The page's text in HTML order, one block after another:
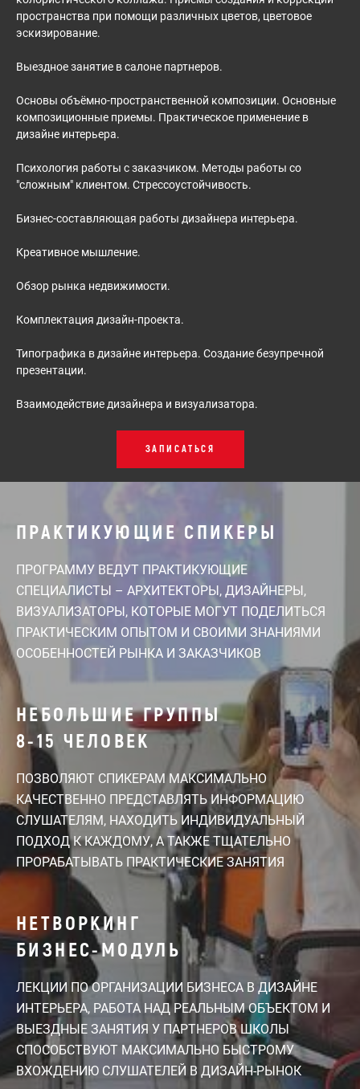
пространства при помощи различных цветов, цветовое
эскизирование.
Выездное занятие в салоне партнеров.
Основы объёмно-пространственной композиции. Основные
композиционные приемы. Практическое применение в
дизайне интерьера.
Психология работы с заказчиком. Методы работы со
"сложным" клиентом. Стрессоустойчивость.
Бизнес-составляющая работы дизайнера интерьера.
Креативное мышление.
Обзор рынка недвижимости.
Комплектация дизайн-проекта.
Типографика в дизайне интерьера. Создание безупречной
презентации.
Взаимодействие дизайнера и визуализатора.
ЗАПИСАТЬСЯ
ПРАКТИКУЮЩИЕ СПИКЕРЫ
ПРОГРАММУ ВЕДУТ ПРАКТИКУЮЩИЕ
СПЕЦИАЛИСТЫ – АРХИТЕКТОРЫ, ДИЗАЙНЕРЫ,
ВИЗУАЛИЗАТОРЫ, КОТОРЫЕ МОГУТ ПОДЕЛИТЬСЯ
ПРАКТИЧЕСКИМ ОПЫТОМ И СВОИМИ ЗНАНИЯМИ
ОСОБЕННОСТЕЙ РЫНКА И ЗАКАЗЧИКОВ
НЕБОЛЬШИЕ ГРУППЫ
8-15 ЧЕЛОВЕК
ПОЗВОЛЯЮТ СПИКЕРАМ МАКСИМАЛЬНО
КАЧЕСТВЕННО ПРЕДСТАВЛЯТЬ ИНФОРМАЦИЮ
СЛУШАТЕЛЯМ, НАХОДИТЬ ИНДИВИДУАЛЬНЫЙ
ПОДХОД К КАЖДОМУ, А ТАКЖЕ ТЩАТЕЛЬНО
ПРОРАБАТЫВАТЬ ПРАКТИЧЕСКИЕ ЗАНЯТИЯ
НЕТВОРКИНГ
БИЗНЕС-МОДУЛЬ
ЛЕКЦИИ ПО ОРГАНИЗАЦИИ БИЗНЕСА В ДИЗАЙНЕ
ИНТЕРЬЕРА, РАБОТА НАД РЕАЛЬНЫМ ОБЪЕКТОМ И
ВЫЕЗДНЫЕ ЗАНЯТИЯ У ПАРТНЕРОВ ШКОЛЫ
СПОСОБСТВУЮТ МАКСИМАЛЬНО БЫСТРОМУ
ВХОЖДЕНИЮ СЛУШАТЕЛЕЙ В ДИЗАЙН-РЫНОК